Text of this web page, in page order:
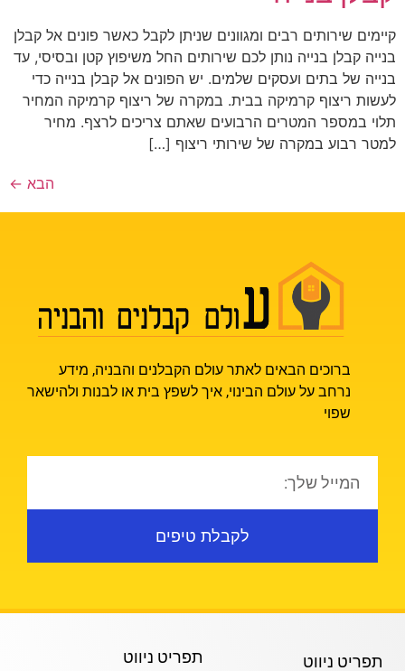
קיימים שירותים רבים ומגוונים שניתן לקבל כאשר פונים אל קבלן
בנייה קבלן בנייה נותן לכם שירותים החל משיפוץ קטן ובסיסי, עד
בנייה של בתים ועסקים שלמים. יש הפונים אל קבלן בנייה כדי
לעשות ריצוף קרמיקה בבית. במקרה של ריצוף קרמיקה המחיר
תלוי במספר המטרים הרבועים שאתם צריכים לרצף. מחיר
למטר רבוע במקרה של שירותי ריצוף […]
הבא ←
ברוכים הבאים לאתר עולם הקבלנים והבניה, מידע
נרחב על עולם הבינוי, איך לשפץ בית או לבנות ולהישאר
שפוי
לקבלת טיפים
תפריט ניווט תפריט ניווט